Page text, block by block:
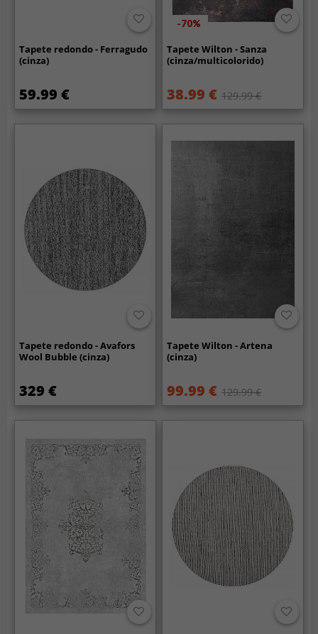
Tapete redondo - Ferragudo
(cinza)
59.99 €
-70%
Tapete Wilton - Sanza
(cinza/multicolorido)
38.99 € 129.99 €
Tapete redondo - Avafors
Wool Bubble (cinza)
329 €
Tapete Wilton - Artena
(cinza)
99.99 € 129.99 €